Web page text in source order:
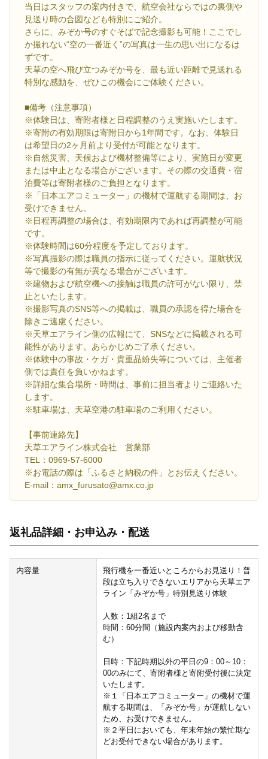
当日はスタッフの案内付きで、航空会社ならではの裏側や
見送り時の合図なども特別にご紹介。
さらに、みぞか号のすぐそばで記念撮影も可能！ここでし
か撮れない“空の一番近く”の写真は一生の思い出になるは
ずです。
天草の空へ飛び立つみぞか号を、最も近い距離で見送れる
特別な感動を、ぜひこの機会にご体験ください。
■備考（注意事項）
※体験日は、寄附者様と日程調整のうえ実施いたします。
※寄附の有効期限は寄附日から1年間です。なお、体験日
は希望日の2ヶ月前より受付が可能となります。
※自然災害、天候および機材整備等により、実施日が変更
または中止となる場合がございます。その際の交通費・宿
泊費等は寄附者様のご負担となります。
※「日本エアコミューター」の機材で運航する期間は、お
受けできません。
※日程再調整の場合は、有効期限内であれば再調整が可能
です。
※体験時間は60分程度を予定しております。
※写真撮影の際は職員の指示に従ってください。運航状況
等で撮影の有無が異なる場合がございます。
※建物および航空機への接触は職員の許可がない限り、禁
止といたします。
※撮影写真のSNS等への掲載は、職員の承認を得た場合を
除きご遠慮ください。
※天草エアライン側の広報にて、SNSなどに掲載される可
能性があります。あらかじめご了承ください。
※体験中の事故・ケガ・貴重品紛失等については、主催者
側では責任を負いかねます。
※詳細な集合場所・時間は、事前に担当者よりご連絡いた
します。
※駐車場は、天草空港の駐車場のご利用ください。
【事前連絡先】
天草エアライン株式会社 営業部
TEL：0969-57-6000
※お電話の際は「ふるさと納税の件」とお伝えください。
E-mail：amx_furusato@amx.co.jp
返礼品詳細・お申込み・配送
内容量
飛行機を一番近いところからお見送り！普
段は立ち入りできないエリアから天草エア
ライン「みぞか号」特別見送り体験
人数：1組2名まで
時間：60分間（施設内案内および移動含
む）
日時：下記時期以外の平日の9：00～10：
00のみにて、寄附者様と寄附受付後に決定
いたします。
※１「日本エアコミューター」の機材で運
航する期間は、「みぞか号」が運航しない
ため、お受けできません。
※２平日においても、年末年始の繁忙期な
どお受付できない場合があります。